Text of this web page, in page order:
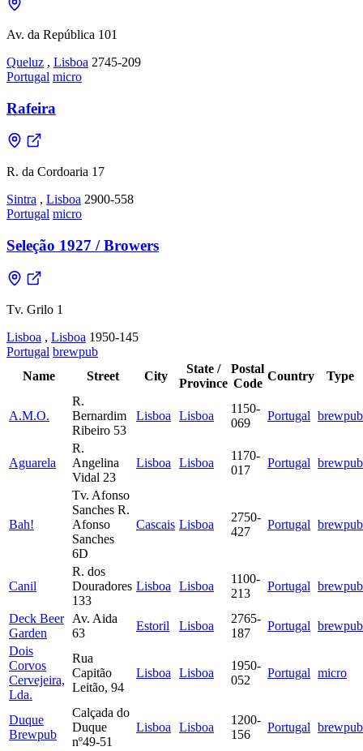
Av. da República 101
Queluz , Lisboa 2745-209
Portugal micro
Rafeira
R. da Cordoaria 17
Sintra , Lisboa 2900-558
Portugal micro
Seleção 1927 / Browers
Tv. Grilo 1
Lisboa , Lisboa 1950-145
Portugal brewpub
Name
Street City
State /
Province
Postal
Code
Country Type
A.M.O.
R.
Bernardim
Ribeiro 53
Lisboa Lisboa
1150-
069
Portugal brewpub
Aguarela
R.
Angelina
Vidal 23
Lisboa Lisboa
1170-
017
Portugal brewpub
Bah!
Tv. Afonso
Sanches R.
Afonso
Sanches
6D
Cascais Lisboa
2750-
427
Portugal brewpub
Canil
R. dos
Douradores
133
Lisboa Lisboa
1100-
213
Portugal brewpub
Deck Beer
Garden
Av. Aida
63
Estoril Lisboa
2765-
187
Portugal brewpub
Dois
Corvos
Cervejeira,
Lda.
Rua
Capitão
Leitão, 94
Lisboa Lisboa
1950-
052
Portugal micro
Duque
Brewpub
Calçada do
Duque
nº49-51
Lisboa Lisboa
1200-
156
Portugal brewpub